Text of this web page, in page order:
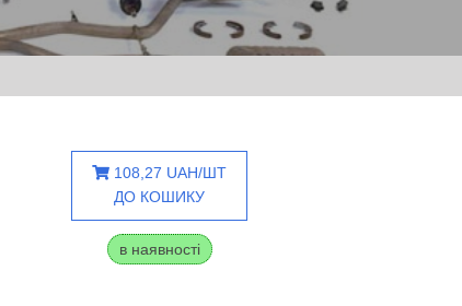
108,27 UAH/ШТ
ДО КОШИКУ
в наявності